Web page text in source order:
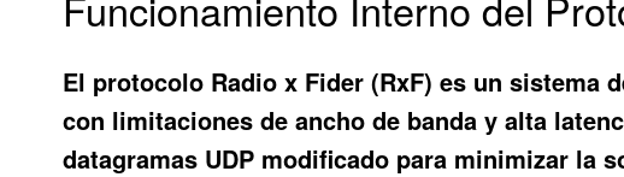
El protocolo Radio x Fider (RxF) es un sistema
con limitaciones de ancho de banda y alta
datagramas UDP modificado para minimizar la